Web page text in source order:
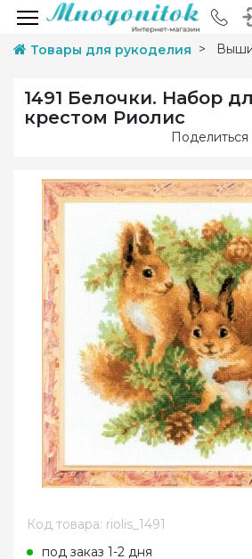
Товары для рукоделия
1491 Белочки. Набор
крестом Риолис
Поделиться
Код товара: riolis_1491
под заказ 1-2 дня